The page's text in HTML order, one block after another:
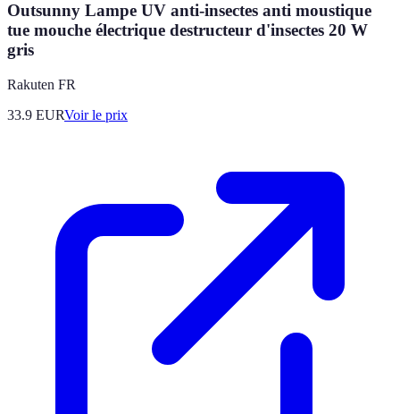
Outsunny Lampe UV anti-insectes anti moustique
tue mouche électrique destructeur d'insectes 20 W
gris
Rakuten FR
33.9 EURVoir le prix